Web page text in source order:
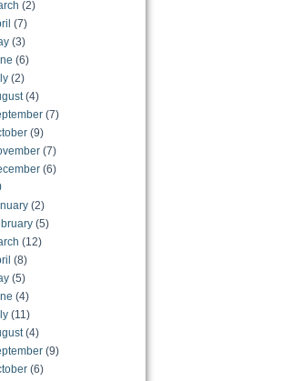
(2)
(7)
(3)
(6)
(2)
(4)
(7)
(9)
(7)
(6)
(2)
(5)
(12)
(8)
(5)
(4)
(11)
(4)
(9)
(6)